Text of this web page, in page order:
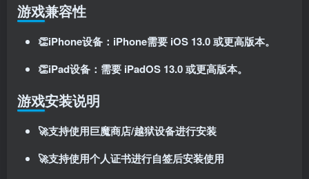
游戏兼容性
👏iPhone设备：iPhone需要 iOS 13.0 或更高版本。
👏iPad设备：需要 iPadOS 13.0 或更高版本。
游戏安装说明
🚀支持使用巨魔商店/越狱设备进行安装
🚀支持使用个人证书进行自签后安装使用